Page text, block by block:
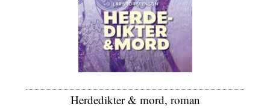
Herdedikter & mord, roman